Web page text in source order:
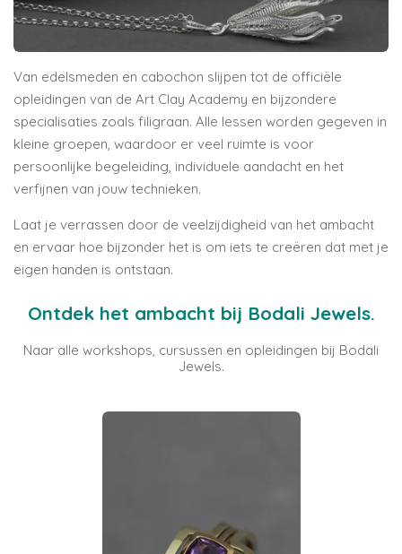
Van edelsmeden en cabochon slijpen tot de officiële
opleidingen van de Art Clay Academy en bijzondere
specialisaties zoals filigraan. Alle lessen worden gegeven in
kleine groepen, waardoor er veel ruimte is voor
persoonlijke begeleiding, individuele aandacht en het
verfijnen van jouw technieken.
Laat je verrassen door de veelzijdigheid van het ambacht
en ervaar hoe bijzonder het is om iets te creëren dat met je
eigen handen is ontstaan.
Ontdek het ambacht bij Bodali Jewels.
Naar alle workshops, cursussen en opleidingen bij Bodali
Jewels.